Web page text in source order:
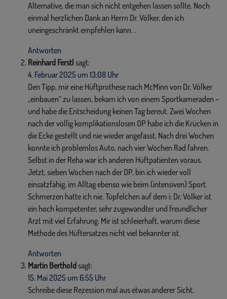
Alternative, die man sich nicht entgehen lassen sollte. Noch
einmal herzlichen Dank an Herrn Dr. Völker, den ich
uneingeschränkt empfehlen kann. .
Antworten
Reinhard Ferstl sagt:
4. Februar 2025 um 13:08 Uhr
Den Tipp, mir eine Hüftprothese nach McMinn von Dr. Völker
„einbauen“ zu lassen, bekam ich von einem Sportkameraden –
und habe die Entscheidung keinen Tag bereut. Zwei Wochen
nach der völlig komplikationslosen OP habe ich die Krücken in
die Ecke gestellt und nie wieder angefasst. Nach drei Wochen
konnte ich problemlos Auto, nach vier Wochen Rad fahren.
Selbst in der Reha war ich anderen Hüftpatienten voraus.
Jetzt, sieben Wochen nach der OP, bin ich wieder voll
einsatzfähig, im Alltag ebenso wie beim (intensiven) Sport.
Schmerzen hatte ich nie. Tüpfelchen auf dem i: Dr. Völker ist
ein hoch kompetenter, sehr zugewandter und freundlicher
Arzt mit viel Erfahrung. Mir ist schleierhaft, warum diese
Methode des Hüftersatzes nicht viel bekannter ist.
Antworten
Martin Bertholdsagt:
15. Mai 2025 um 6:55 Uhr
Schreibe diese Rezession mal aus etwas anderer Sicht.